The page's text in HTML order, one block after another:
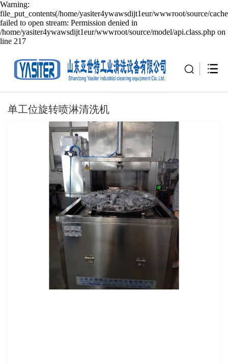
Warning:
file_put_contents(/home/yasiter4ywawsdijt1eur/wwwroot/source/
failed to open stream: Permission denied in
/home/yasiter4ywawsdijt1eur/wwwroot/source/model/api.class.php on
line 217
单工位旋转喷淋清洗机